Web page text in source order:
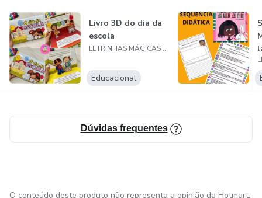
Livro 3D do dia da
escola
LETRINHAS MÁGICAS KIDS
Educacional
Dúvidas frequentes
O conteúdo deste produto não representa a opinião da Hotmart.